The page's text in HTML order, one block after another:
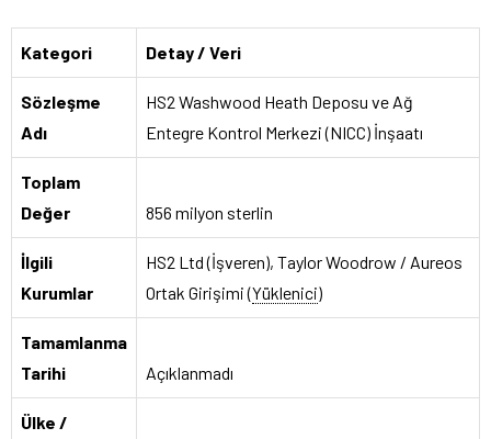
Kategori Detay / Veri
Sözleşme
Adı
HS2 Washwood Heath Deposu ve Ağ
Entegre Kontrol Merkezi (NICC) İnşaatı
Toplam
Değer
856 milyon sterlin
İlgili
Kurumlar
HS2 Ltd (İşveren), Taylor Woodrow / Aureos
Ortak Girişimi (Yüklenici)
Tamamlanma
Tarihi
Açıklanmadı
Ülke /